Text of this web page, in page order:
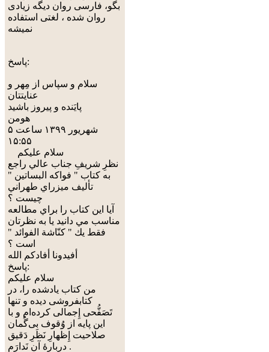
بگو، فارسی روان دیگه زیادی
روان شده ، لغتی استفاده
نمیشه
پاسخ:
سلام و سپاس از مِهر و
عنایتتان
پایَنده و پیروز باشید
هومن
۵ شهريور ۱۳۹۹ ساعت
۱۵:۵۵
سلام عليكم
نظرِ شريفِ جناب عالي راجع
به كتاب " فواكه البساتين "
تأليف ميزراي طهراني
چيست ؟
آيا اين كتاب را براي مطالعه
مناسب مي دانيد يا به نظرتان
فقط يك " كنّاشة الفوائد "
است ؟
أفيدونا أفادكم الله
پاسخ:
سلام علیکم
من کتاب یادشده را، در
کتابفروشی دیده و تنها
تَصَفُّحی إِجمالی کرده‌ام و با
این پایه از وُقوف بی‌گُمان
صلاحیت إِظهارِ نَظَرِ دَقیق
دربارۀ آن نَدارَم .